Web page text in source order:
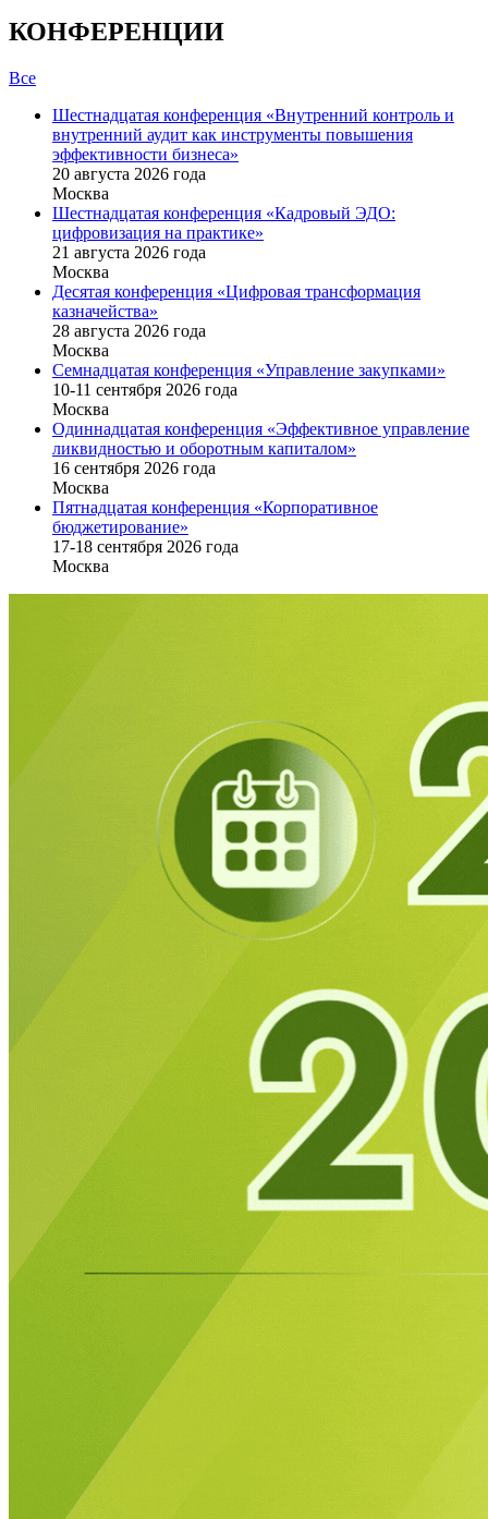
КОНФЕРЕНЦИИ
Все
Шестнадцатая конференция «Внутренний контроль и
внутренний аудит как инструменты повышения
эффективности бизнеса»
20 августа 2026 года
Москва
Шестнадцатая конференция «Кадровый ЭДО:
цифровизация на практике»
21 августа 2026 года
Москва
Десятая конференция «Цифровая трансформация
казначейства»
28 августа 2026 года
Москва
Семнадцатая конференция «Управление закупками»
10-11 сентября 2026 года
Москва
Одиннадцатая конференция «Эффективное управление
ликвидностью и оборотным капиталом»
16 cентября 2026 года
Москва
Пятнадцатая конференция «Корпоративное
бюджетирование»
17-18 сентября 2026 года
Москва